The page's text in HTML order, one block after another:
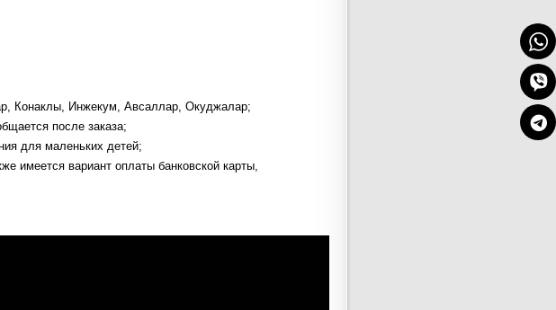
Конаклы, Инжекум, Авсаллар, Окуджалар;
после заказа;
для маленьких детей;
имеется вариант оплаты банковской карты,